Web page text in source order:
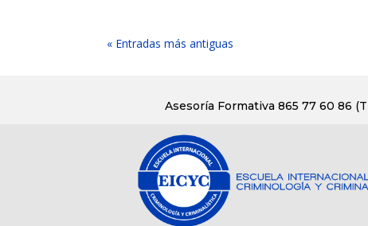
« Entradas más antiguas
Asesoría Formativa 865 77 60 86